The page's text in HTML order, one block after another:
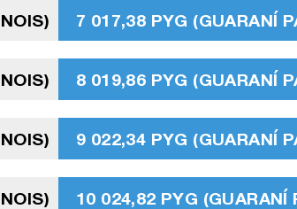
7 017,38 PYG (GUARANÍ
8 019,86 PYG (GUARANÍ
9 022,34 PYG (GUARANÍ
10 024,82 PYG (GUARANÍ